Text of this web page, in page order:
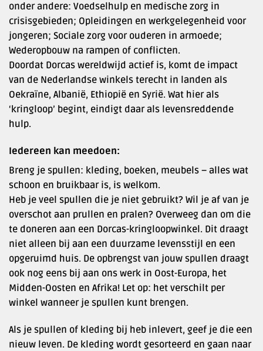
onder andere: Voedselhulp en medische zorg in
crisisgebieden; Opleidingen en werkgelegenheid voor
jongeren; Sociale zorg voor ouderen in armoede;
Wederopbouw na rampen of conflicten.
Doordat Dorcas wereldwijd actief is, komt de impact
van de Nederlandse winkels terecht in landen als
Oekraïne, Albanië, Ethiopië en Syrië. Wat hier als
‘kringloop’ begint, eindigt daar als levensreddende
hulp.
Iedereen kan meedoen:
Breng je spullen: kleding, boeken, meubels – alles wat
schoon en bruikbaar is, is welkom.
Heb je veel spullen die je niet gebruikt? Wil je af van je
overschot aan prullen en pralen? Overweeg dan om die
te doneren aan een Dorcas-kringloopwinkel. Dit draagt
niet alleen bij aan een duurzame levensstijl en een
opgeruimd huis. De opbrengst van jouw spullen draagt
ook nog eens bij aan ons werk in Oost-Europa, het
Midden-Oosten en Afrika! Let op: het verschilt per
winkel wanneer je spullen kunt brengen.
Als je spullen of kleding bij heb inlevert, geef je die een
nieuw leven. De kleding wordt gesorteerd en gaan naar